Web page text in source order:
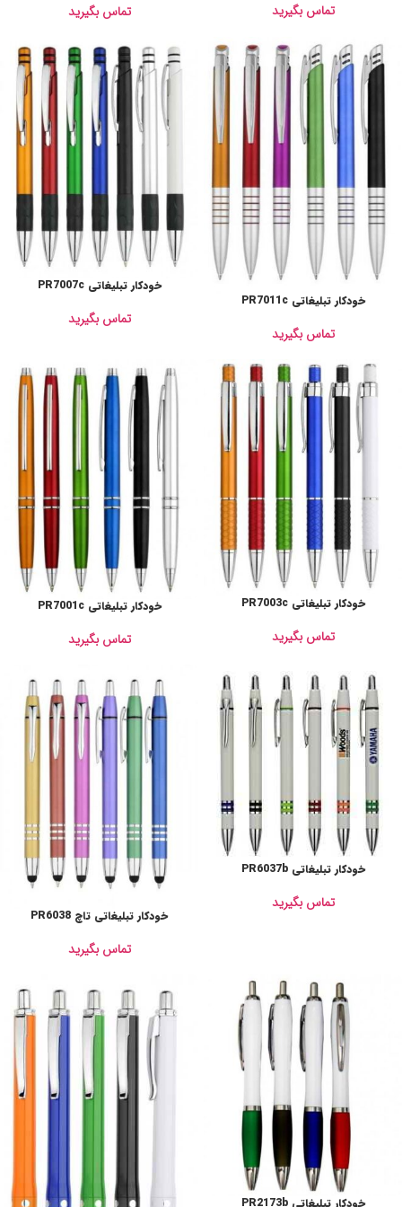
تماس بگیرید تماس بگیرید
خودکار تبلیغاتی PR7011c
تماس بگیرید
خودکار تبلیغاتی PR7007c
تماس بگیرید
خودکار تبلیغاتی PR7003c
تماس بگیرید
خودکار تبلیغاتی PR7001c
تماس بگیرید
خودکار تبلیغاتی PR6037b
تماس بگیرید
خودکار تبلیغاتی تاچ PR6038
تماس بگیرید
خودکار تبلیغاتی PR2173b